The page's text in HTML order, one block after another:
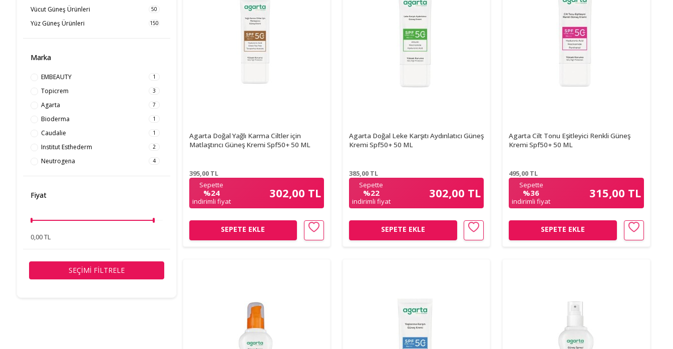
Vücut Güneş Ürünleri 50
Yüz Güneş Ürünleri 150
Marka
EMBEAUTY 1
Topicrem 3
Agarta 7
Bioderma 1
Caudalie 1
Institut Esthederm 2
Neutrogena 4
Fiyat
0,00 TL
SEÇIMI FILTRELE
Agarta Doğal Yağlı Karma Ciltler için
Matlaştırıcı Güneş Kremi Spf50+ 50 ML
395,00TL
Sepette
%24
indirimli fiyat
302,00 TL
SEPETE EKLE
Agarta Doğal Leke Karşıtı Aydınlatıcı Güneş
Kremi Spf50+ 50 ML
385,00TL
Sepette
%22
indirimli fiyat
302,00 TL
SEPETE EKLE
Agarta Cilt Tonu Eşitleyici Renkli Güneş
Kremi Spf50+ 50 ML
495,00 TL
Sepette
%36
indirimli fiyat
315,00 TL
SEPETE EKLE